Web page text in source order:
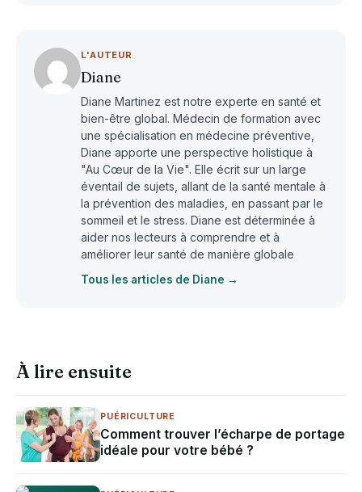
L'AUTEUR
Diane
Diane Martinez est notre experte en santé et
bien-être global. Médecin de formation avec
une spécialisation en médecine préventive,
Diane apporte une perspective holistique à
"Au Cœur de la Vie". Elle écrit sur un large
éventail de sujets, allant de la santé mentale à
la prévention des maladies, en passant par le
sommeil et le stress. Diane est déterminée à
aider nos lecteurs à comprendre et à
améliorer leur santé de manière globale
Tous les articles de Diane →
À lire ensuite
PUÉRICULTURE
Comment trouver l’écharpe de portage
idéale pour votre bébé ?